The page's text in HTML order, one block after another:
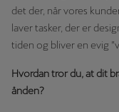
det der, når vores
laver tasker, der er
tiden og bliver en evig
Hvordan tror du, at dit
ånden?